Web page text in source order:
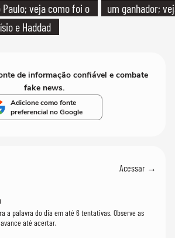
Paulo; veja como foi o
e Haddad
um ganhador;
de informação confiável e combate
fake news.
Adicione como fonte
preferencial no Google
Acessar →
a palavra do dia em até 6 tentativas. Observe as
até acertar.